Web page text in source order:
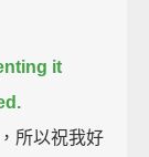
it
所以祝我好